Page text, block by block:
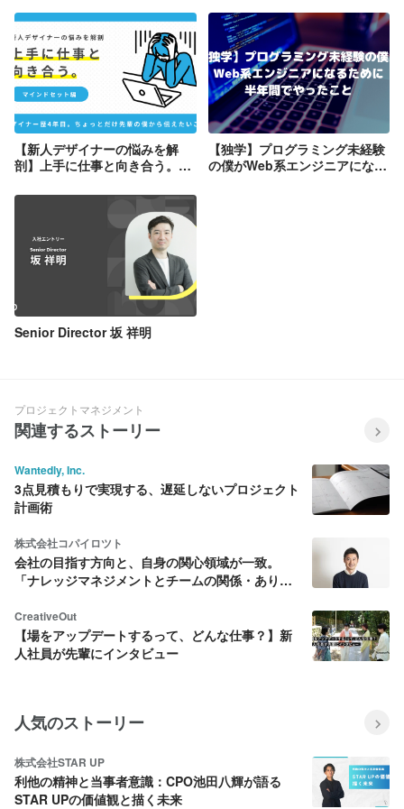
【新人デザイナーの悩みを解
剖】上手に仕事と向き合う。🧠
【独学】プログラミング未経験
の僕がWeb系エンジニアになる
Senior Director 坂 祥明
プロジェクトマネジメント
関連するストーリー
Wantedly, Inc.
3点見積もりで実現する、遅延しないプロジェクト
計画術
株式会社コパイロツト
会社の目指す方向と、自身の関心領域が一致。
「ナレッジマネジメントとチームの関係・あり
#05】
CreativeOut
【場をアップデートするって、どんな仕事？】新
人社員が先輩にインタビュー
人気のストーリー
株式会社STAR UP
利他の精神と当事者意識：CPO池田八輝が語る
STAR UPの価値観と描く未来